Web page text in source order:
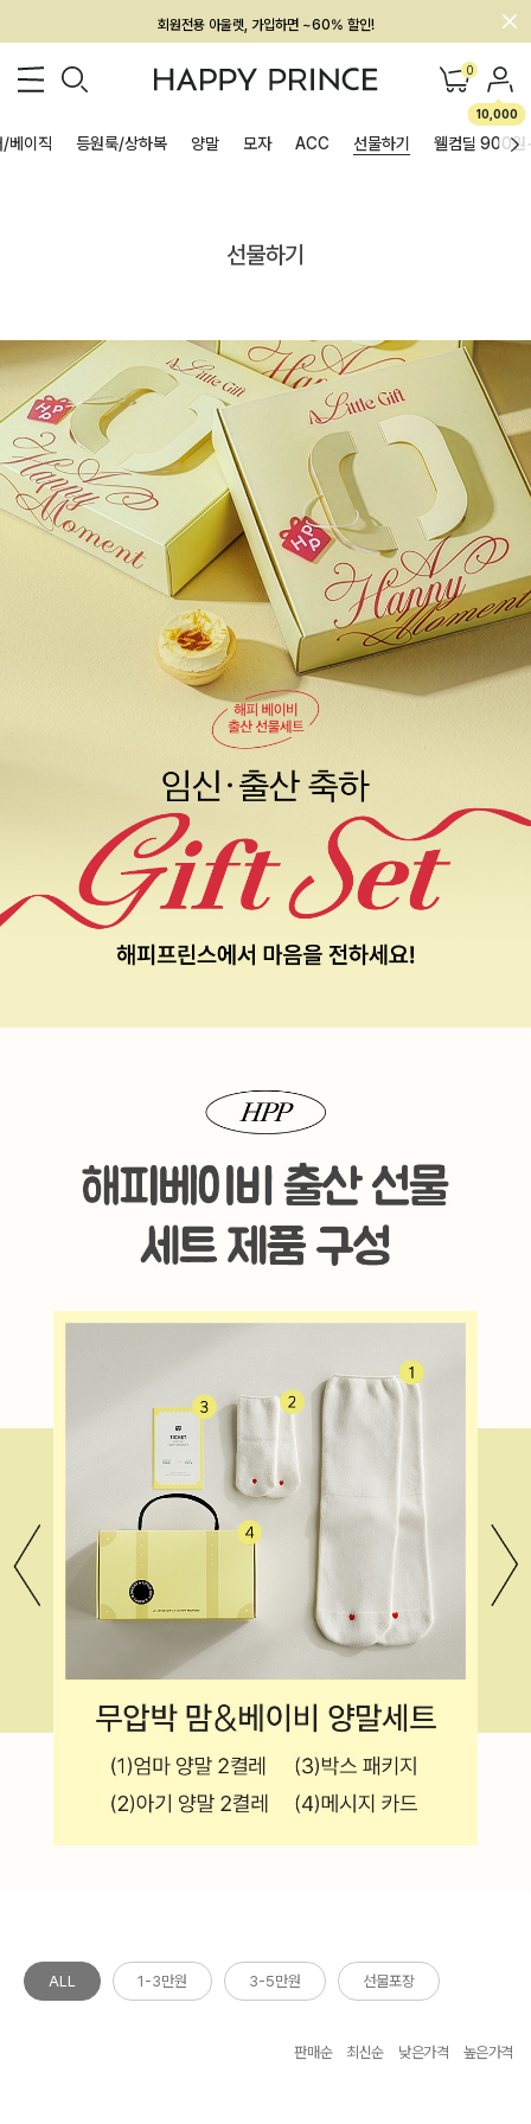
회원전용 아울렛, 가입하면 ~60% 할인!
멤버십 최대 28,000원 혜택 0
10,000
/베이직 등원룩/상하복 양말 모자 ACC 선물하기 웰컴딜 900원
선물하기
ALL 1-3만원 3-5만원 선물포장
판매순 최신순 낮은가격 높은가격